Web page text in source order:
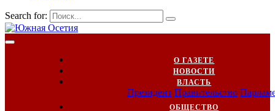
Search for:
О ГАЗЕТЕ
НОВОСТИ
ВЛАСТЬ
Президент Правительство
ОБЩЕСТВО